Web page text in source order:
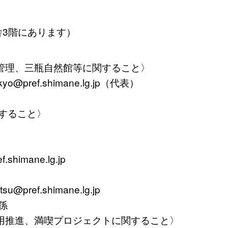
にあります）
、三瓶自然館等に関すること〉
（代表）
こと〉
、満喫プロジェクトに関すること〉